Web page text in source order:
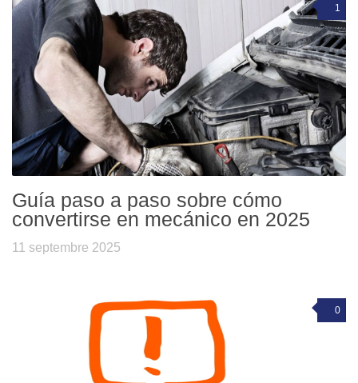
1
Guía paso a paso sobre cómo
convertirse en mecánico en 2025
11 septembre 2025
0